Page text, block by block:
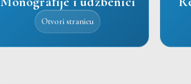
Otvori stranicu